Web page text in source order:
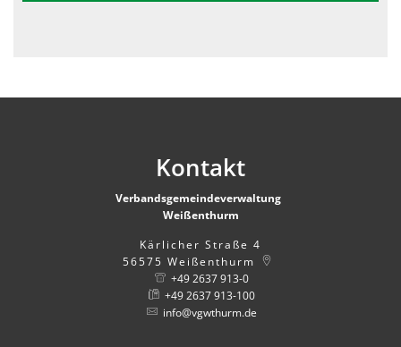
Kontakt
Verbandsgemeindeverwaltung
Weißenthurm
Kärlicher Straße 4
56575 Weißenthurm
+49 2637 913-0
+49 2637 913-100
info@vgwthurm.de